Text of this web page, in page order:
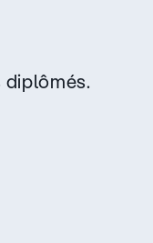
diplômés.